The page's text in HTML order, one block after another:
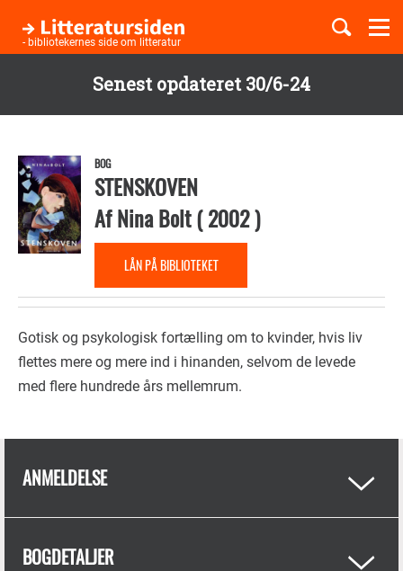
Senest opdateret 30/6-24
hovedindhold
- bibliotekernes side om litteratur
Børnebøger
Temaer
BOG
STENSKOVEN
AfNina Bolt(2002)
LÅN PÅ BIBLIOTEKET
Gotisk og psykologisk fortælling om to kvinder, hvis liv
flettes mere og mere ind i hinanden, selvom de levede
med flere hundrede års mellemrum.
ANMELDELSE
BOGDETALJER